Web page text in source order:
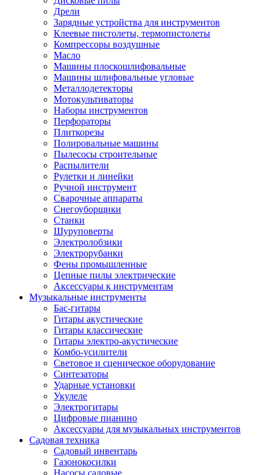
Дрели
Зарядные устройства для инструментов
Клеевые пистолеты, термопистолеты
Компрессоры воздушные
Масло
Машины плоскошлифовальные
Машины шлифовальные угловые
Металлодетекторы
Мотокультиваторы
Наборы инструментов
Перфораторы
Плиткорезы
Полировальные машины
Пылесосы строительные
Распылители
Рулетки и линейки
Ручной инструмент
Сварочные аппараты
Снегоуборщики
Станки
Шуруповерты
Электролобзики
Электрорубанки
Фены промышленные
Цепные пилы электрические
Аксессуары к инструментам
Музыкальные инструменты
Бас-гитары
Гитары акустические
Гитары классические
Гитары электро-акустические
Комбо-усилители
Световое и сценическое оборудование
Синтезаторы
Ударные установки
Укулеле
Электрогитары
Цифровые пианино
Аксессуары для музыкальных инструментов
Садовая техника
Садовый инвентарь
Газонокосилки